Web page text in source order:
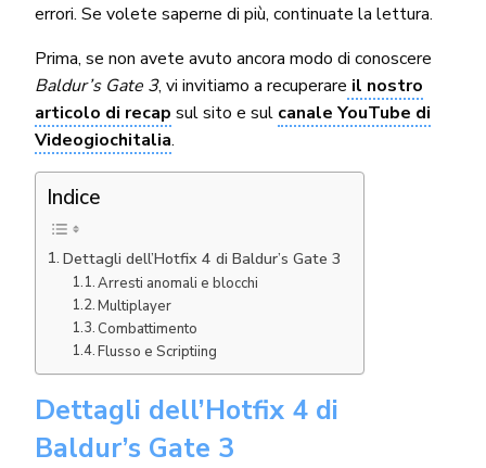
errori. Se volete saperne di più, continuate la lettura.
Prima, se non avete avuto ancora modo di conoscere
Baldur’s Gate 3, vi invitiamo a recuperare il nostro
articolo di recap sul sito e sul canale YouTube di
Videogiochitalia.
Indice
Dettagli dell’Hotfix 4 di Baldur’s Gate 3
Arresti anomali e blocchi
Multiplayer
Combattimento
Flusso e Scriptiing
Dettagli dell’Hotfix 4 di
Baldur’s Gate 3